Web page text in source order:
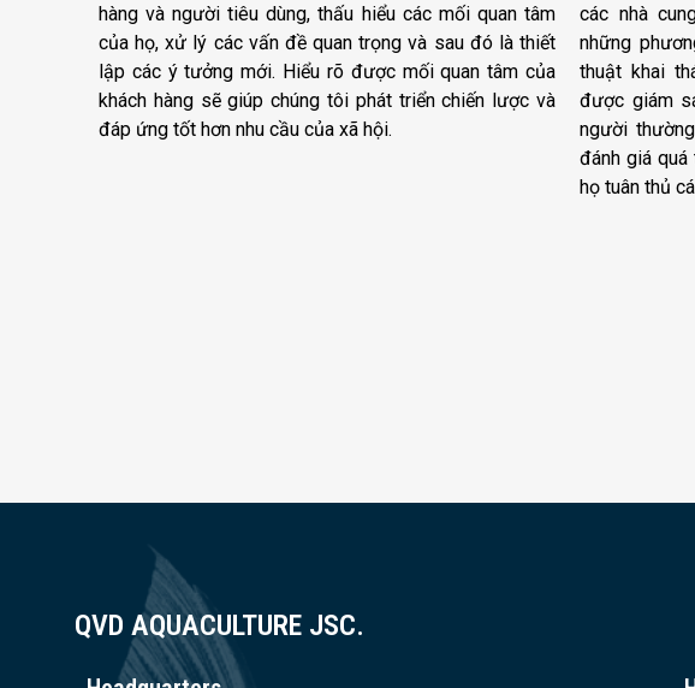
hàng và người tiêu dùng, thấu hiểu các mối quan tâm
của họ, xử lý các vấn đề quan trọng và sau đó là thiết
lập các ý tưởng mới. Hiểu rõ được mối quan tâm của
khách hàng sẽ giúp chúng tôi phát triển chiến lược và
đáp ứng tốt hơn nhu cầu của xã hội.
các nhà
những
thuật khai
được giám
người
đánh giá
họ tuân thủ
QVD AQUACULTURE JSC.